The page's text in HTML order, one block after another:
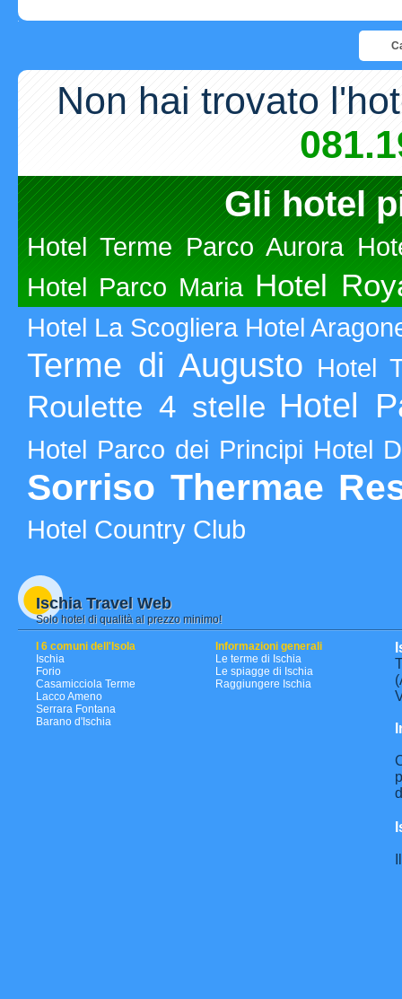
Non hai trovato
Gli hotel
Hotel Terme Parco Aurora
Hotel Parco Maria Hotel
Hotel La Scogliera Hotel
Terme di Augusto Hotel
Roulette 4 stelle Hotel
Hotel Parco dei Principi Hotel
Sorriso Thermae
Hotel Country Club
Ischia Travel Web
Solo hotel di qualità al prezzo minimo!
I 6 comuni dell'Isola
Ischia
Forio
Casamicciola Terme
Lacco Ameno
Serrara Fontana
Barano d'Ischia
Informazioni generali
Le terme di Ischia
Le spiagge di Ischia
Raggiungere Ischia